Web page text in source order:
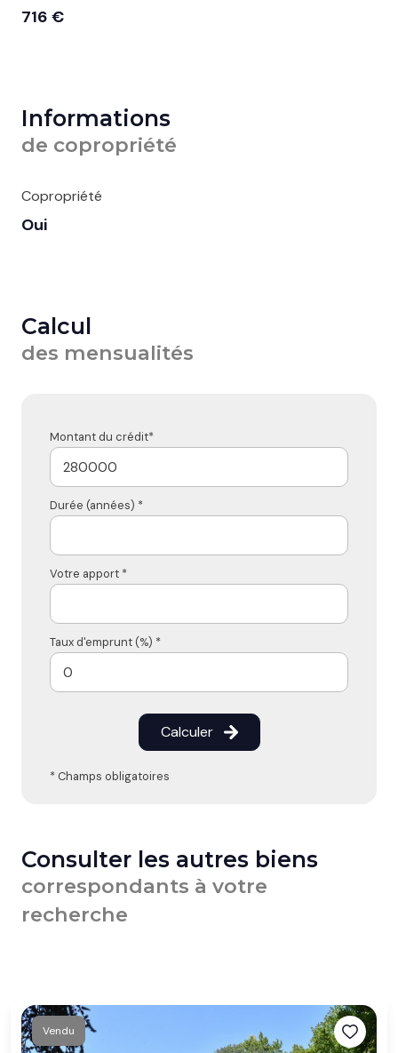
716 €
Informations
de copropriété
Copropriété
Oui
Calcul
des mensualités
Montant du crédit*
Durée (années) *
Votre apport *
Taux d'emprunt (%) *
Calculer
* Champs obligatoires
Consulter les autres biens
correspondants à votre
recherche
Vendu